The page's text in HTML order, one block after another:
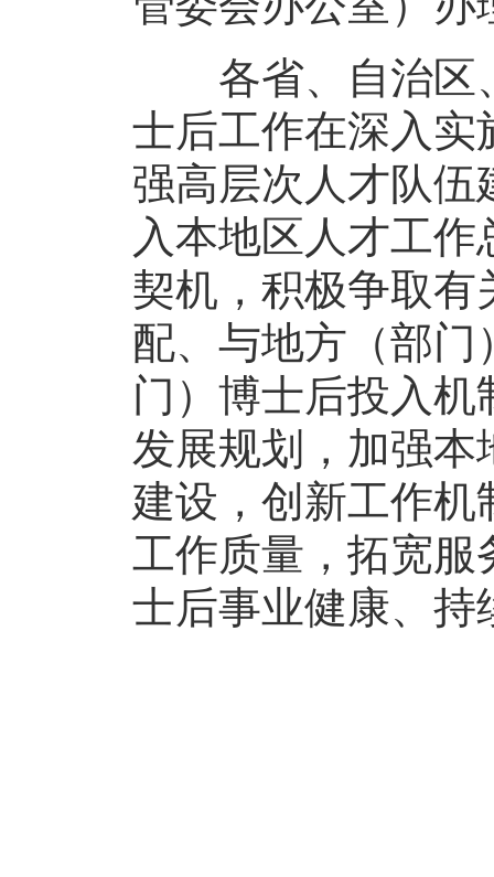
各省、自治区、
士后工作在深入实
强高层次人才队
入本地区人才工
契机，积极争取
配、与地方（部
门）博士后投入
发展规划，加强
建设，创新工作
工作质量，拓宽服
士后事业健康、持